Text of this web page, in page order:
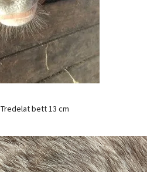
Tredelat bett 13 cm